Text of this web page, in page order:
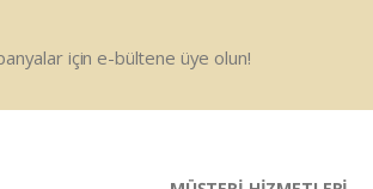
için e-bültene üye olun!